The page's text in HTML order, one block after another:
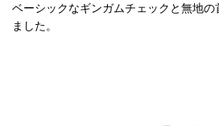
ベーシックなギンガムチェックと無地の
ました。